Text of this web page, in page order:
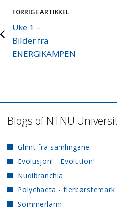
FORRIGE ARTIKKEL
Uke 1 –
Bilder fra
ENERGIKAMPEN
Blogs of NTNU
Glimt fra samlingene
Evolusjon! - Evolution!
Nudibranchia
Polychaeta - flerbørstemark
Sommerlarm